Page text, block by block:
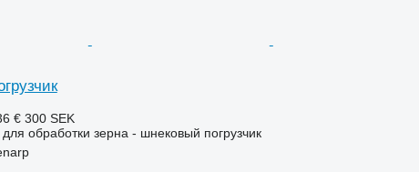
€ 300 SEK
обработки зерна - шнековый погрузчик